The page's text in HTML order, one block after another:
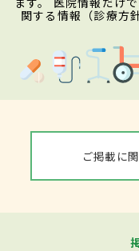
関する情報（診療方
ご掲載に